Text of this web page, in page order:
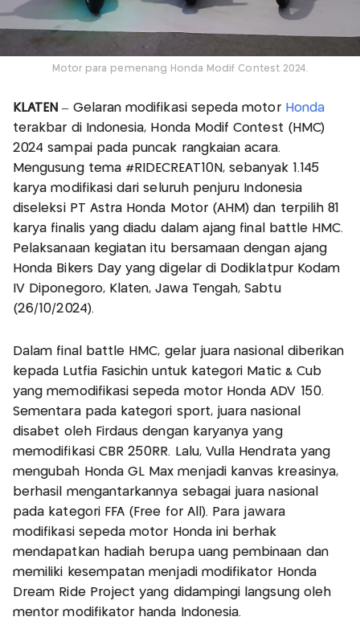
Motor para pemenang Honda Modif Contest 2024.
KLATEN– Gelaran modifikasi sepeda motor Honda
terakbar di Indonesia, Honda Modif Contest (HMC)
2024 sampai pada puncak rangkaian acara.
Mengusung tema #RIDECREAT10N, sebanyak 1.145
karya modifikasi dari seluruh penjuru Indonesia
diseleksi PT Astra Honda Motor (AHM) dan terpilih 81
karya finalis yang diadu dalam ajang final battle HMC.
Pelaksanaan kegiatan itu bersamaan dengan ajang
Honda Bikers Day yang digelar di Dodiklatpur Kodam
IV Diponegoro, Klaten, Jawa Tengah, Sabtu
(26/10/2024).
Dalam final battle HMC, gelar juara nasional diberikan
kepada Lutfia Fasichin untuk kategori Matic & Cub
yang memodifikasi sepeda motor Honda ADV 150.
Sementara pada kategori sport, juara nasional
disabet oleh Firdaus dengan karyanya yang
memodifikasi CBR 250RR. Lalu, Vulla Hendrata yang
mengubah Honda GL Max menjadi kanvas kreasinya,
berhasil mengantarkannya sebagai juara nasional
pada kategori FFA (Free for All). Para jawara
modifikasi sepeda motor Honda ini berhak
mendapatkan hadiah berupa uang pembinaan dan
memiliki kesempatan menjadi modifikator Honda
Dream Ride Project yang didampingi langsung oleh
mentor modifikator handa Indonesia.